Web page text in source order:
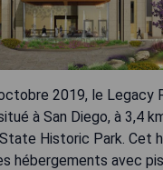
2019, le Legacy
à San Diego, à 3,4
Historic Park. Cet
hébergements avec